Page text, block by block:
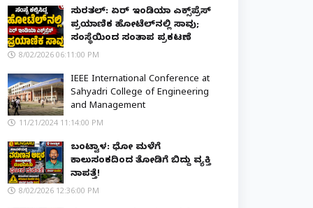
ಸುರತ್ಕಲ್: ಏರ್ ಇಂಡಿಯಾ ಎಕ್ಸ್‌ಪ್ರೆಸ್
ಪ್ರಯಾಣಿಕ ಹೋಟೆಲ್‌ನಲ್ಲಿ ಸಾವು;
ಸಂಸ್ಥೆಯಿಂದ ಸಂತಾಪ ಪ್ರಕಟಣೆ
8/02/2026 06:11:00 PM
IEEE International Conference at
Sahyadri College of Engineering
and Management
11/21/2024 11:14:00 PM
ಬಂಟ್ವಾಳ: ಧೋ ಮಳೆಗೆ
ಕಾಲುಸಂಕದಿಂದ ತೋಡಿಗೆ ಬಿದ್ದು ವ್ಯಕ್ತಿ
ನಾಪತ್ತೆ!
8/02/2026 12:36:00 PM